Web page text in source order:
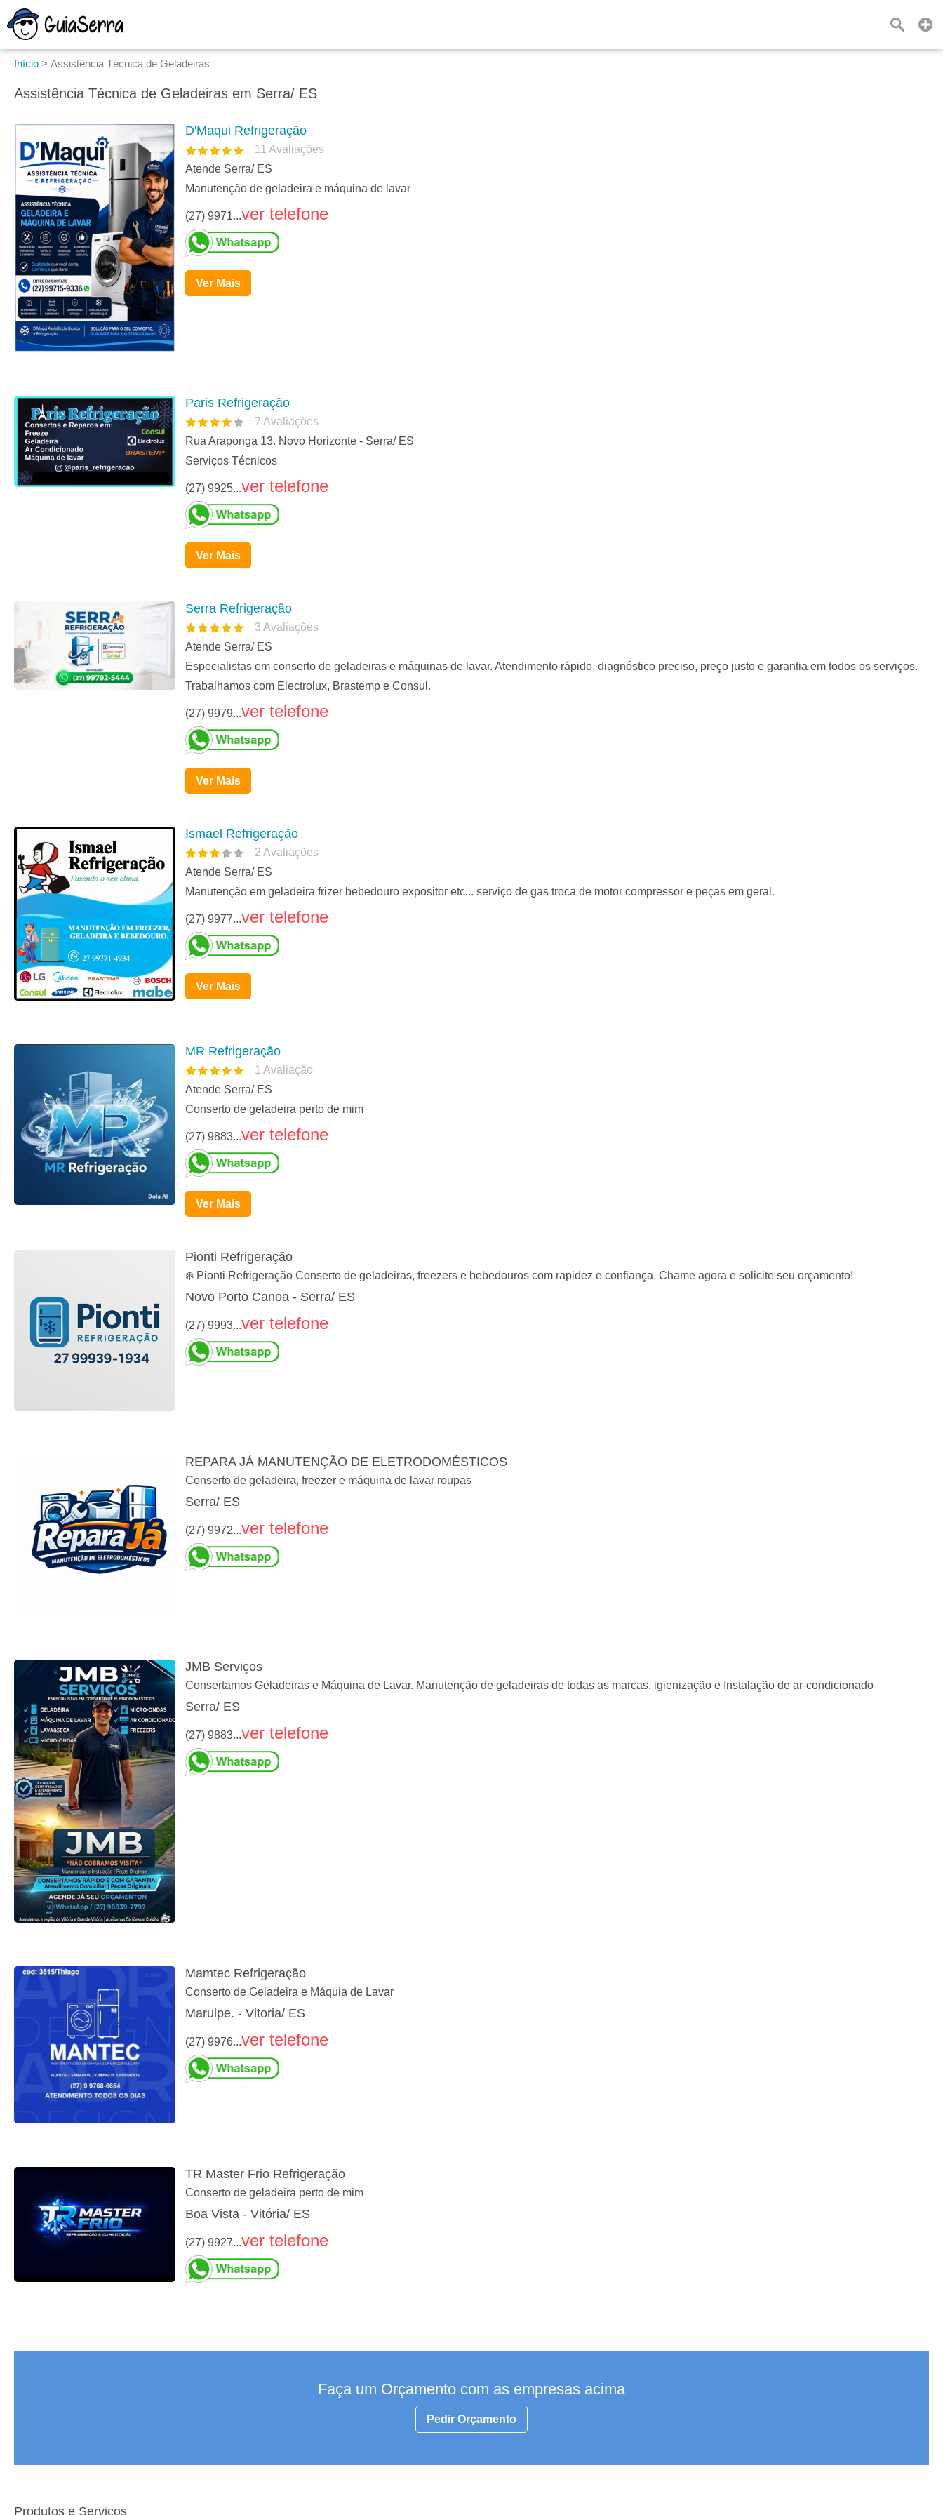
Início > Assistência Técnica de Geladeiras
Assistência Técnica de Geladeiras em Serra/ ES
D'Maqui Refrigeração
11 Avaliações
Atende Serra/ ES
Manutenção de geladeira e máquina de lavar
(27) 9971...ver telefone
Ver Mais
Paris Refrigeração
7 Avaliações
Rua Araponga 13. Novo Horizonte - Serra/ ES
Serviços Técnicos
(27) 9925...ver telefone
Ver Mais
Serra Refrigeração
3 Avaliações
Atende Serra/ ES
Especialistas em conserto de geladeiras e máquinas de lavar. Atendimento rápido, diagnóstico preciso, preço justo e garantia em todos os serviços.
Trabalhamos com Electrolux, Brastemp e Consul.
(27) 9979...ver telefone
Ver Mais
Ismael Refrigeração
2 Avaliações
Atende Serra/ ES
Manutenção em geladeira frizer bebedouro expositor etc... serviço de gas troca de motor compressor e peças em geral.
(27) 9977...ver telefone
Ver Mais
MR Refrigeração
1 Avaliação
Atende Serra/ ES
Conserto de geladeira perto de mim
(27) 9883...ver telefone
Ver Mais
Pionti Refrigeração
❄️ Pionti Refrigeração Conserto de geladeiras, freezers e bebedouros com rapidez e confiança. Chame agora e solicite seu orçamento!
Novo Porto Canoa - Serra/ ES
(27) 9993...ver telefone
REPARA JÁ MANUTENÇÃO DE ELETRODOMÉSTICOS
Conserto de geladeira, freezer e máquina de lavar roupas
Serra/ ES
(27) 9972...ver telefone
JMB Serviços
Consertamos Geladeiras e Máquina de Lavar. Manutenção de geladeiras de todas as marcas, igienização e Instalação de ar-condicionado
Serra/ ES
(27) 9883...ver telefone
Mamtec Refrigeração
Conserto de Geladeira e Máquia de Lavar
Maruipe. - Vitoria/ ES
(27) 9976...ver telefone
TR Master Frio Refrigeração
Conserto de geladeira perto de mim
Boa Vista - Vitória/ ES
(27) 9927...ver telefone
Faça um Orçamento com as empresas acima
Pedir Orçamento
Produtos e Serviços